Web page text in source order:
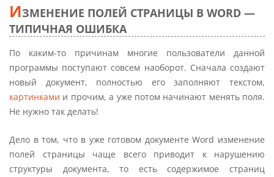
ИЗМЕНЕНИЕ ПОЛЕЙ СТРАНИЦЫ В WORD —
ТИПИЧНАЯ ОШИБКА
По каким-то причинам многие пользователи данной
программы поступают совсем наоборот. Сначала создают
новый документ, полностью его заполняют текстом,
картинками и прочим, а уже потом начинают менять поля.
Не нужно так делать!
Дело в том, что в уже готовом документе Word изменение
полей страницы чаще всего приводит к нарушению
структуры документа, то есть содержимое страниц